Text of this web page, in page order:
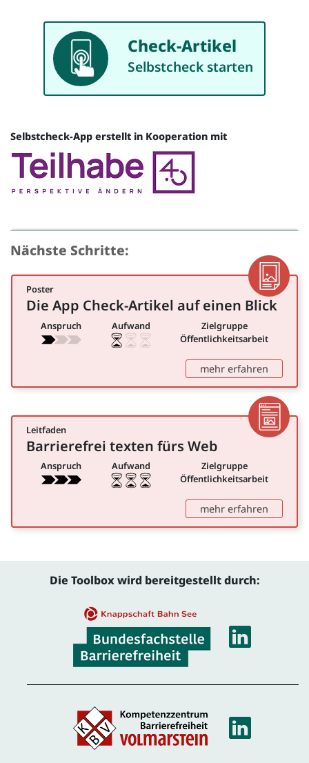
App Check-Artikel
Selbstcheck starten
Quelle
Selbstcheck-App erstellt in Kooperation mit
Nächste Schritte:
Poster
für Öffentlichkeitsarbeit
Die App Check-Artikel auf einen Blick
Poster
Anspruch Aufwand
Zielgruppe
Öffentlichkeitsarbeit
mehr erfahren
Leitfaden
für Öffentlichkeitsarbeit
Barrierefrei texten fürs Web Artikel
Anspruch Aufwand
Zielgruppe
Öffentlichkeitsarbeit
mehr erfahren
Die Toolbox wird bereitgestellt durch: